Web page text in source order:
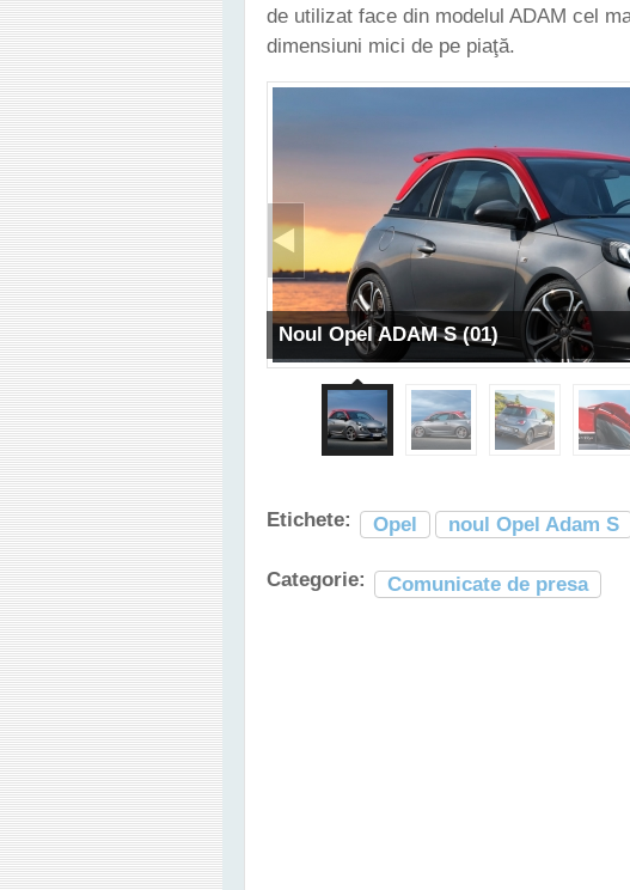
de utilizat face din modelul ADAM cel
dimensiuni mici de pe piaţă.
Noul Opel ADAM S (01)
Etichete: Opel noul Opel Adam S
Categorie: Comunicate de presa